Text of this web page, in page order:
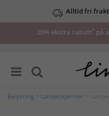
Alltid fri frakt
20% ekstra rabatt* på
Belysning Lampeskjermer >